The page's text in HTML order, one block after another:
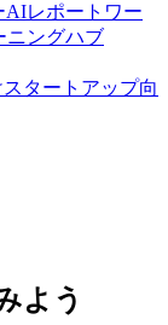
AIレポートワー
ニングハブ
スタートアップ向
よう